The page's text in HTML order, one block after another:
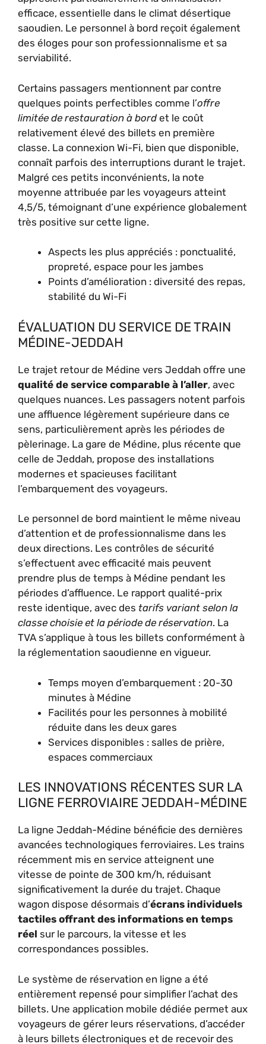
efficace, essentielle dans le climat désertique
saoudien. Le personnel à bord reçoit également
des éloges pour son professionnalisme et sa
serviabilité.
Certains passagers mentionnent par contre
quelques points perfectibles comme l’offre
limitée de restauration à bordet le coût
relativement élevé des billets en première
classe. La connexion Wi-Fi, bien que disponible,
connaît parfois des interruptions durant le trajet.
Malgré ces petits inconvénients, la note
moyenne attribuée par les voyageurs atteint
4,5/5, témoignant d’une expérience globalement
très positive sur cette ligne.
Aspects les plus appréciés : ponctualité,
propreté, espace pour les jambes
Points d’amélioration : diversité des repas,
stabilité du Wi-Fi
ÉVALUATION DU SERVICE DE TRAIN
MÉDINE-JEDDAH
Le trajet retour de Médine vers Jeddah offre une
qualité de service comparable à l’aller, avec
quelques nuances. Les passagers notent parfois
une affluence légèrement supérieure dans ce
sens, particulièrement après les périodes de
pèlerinage. La gare de Médine, plus récente que
celle de Jeddah, propose des installations
modernes et spacieuses facilitant
l’embarquement des voyageurs.
Le personnel de bord maintient le même niveau
d’attention et de professionnalisme dans les
deux directions. Les contrôles de sécurité
s’effectuent avec efficacité mais peuvent
prendre plus de temps à Médine pendant les
périodes d’affluence. Le rapport qualité-prix
reste identique, avec des tarifs variant selon la
classe choisie et la période de réservation. La
TVA s’applique à tous les billets conformément à
la réglementation saoudienne en vigueur.
Temps moyen d’embarquement : 20-30
minutes à Médine
Facilités pour les personnes à mobilité
réduite dans les deux gares
Services disponibles : salles de prière,
espaces commerciaux
LES INNOVATIONS RÉCENTES SUR LA
LIGNE FERROVIAIRE JEDDAH-MÉDINE
La ligne Jeddah-Médine bénéficie des dernières
avancées technologiques ferroviaires. Les trains
récemment mis en service atteignent une
vitesse de pointe de 300 km/h, réduisant
significativement la durée du trajet. Chaque
wagon dispose désormais d’écrans individuels
tactiles offrant des informations en temps
réel sur le parcours, la vitesse et les
correspondances possibles.
Le système de réservation en ligne a été
entièrement repensé pour simplifier l’achat des
billets. Une application mobile dédiée permet aux
voyageurs de gérer leurs réservations, d’accéder
à leurs billets électroniques et de recevoir des